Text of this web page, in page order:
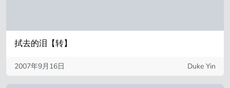
拭去的泪【转】
2007年9月16日 Duke Yin